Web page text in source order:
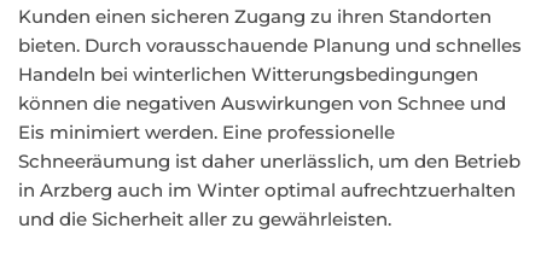
Kunden einen sicheren Zugang zu ihren Standorten
bieten. Durch vorausschauende Planung und schnelles
Handeln bei winterlichen Witterungsbedingungen
können die negativen Auswirkungen von Schnee und
Eis minimiert werden. Eine professionelle
Schneeräumung ist daher unerlässlich, um den Betrieb
in Arzberg auch im Winter optimal aufrechtzuerhalten
und die Sicherheit aller zu gewährleisten.